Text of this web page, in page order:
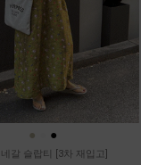
● ●
갈 슬랍티 [3차 재입고]